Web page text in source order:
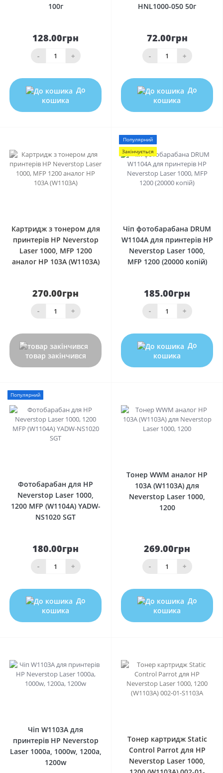
100г
128.00грн
- +
До
кошика
HNL1000-050 50г
72.00грн
- +
До
кошика
Картридж з тонером для
принтерів HP Neverstop
Laser 1000, MFP 1200
аналог HP 103A (W1103A)
270.00грн
- +
товар закінчився
Популярний
Закінчується
Чіп фотобарабана DRUM
W1104A для принтерів HP
Neverstop Laser 1000,
MFP 1200 (20000 копій)
185.00грн
- +
До
кошика
Популярний
Фотобарабан для HP
Neverstop Laser 1000,
1200 MFP (W1104A) YADW-
NS1020 SGT
180.00грн
- +
До
кошика
Тонер WWM аналог HP
103A (W1103A) для
Neverstop Laser 1000,
1200
269.00грн
- +
До
кошика
Чіп W1103A для
принтерів HP Neverstop
Laser 1000a, 1000w, 1200a,
1200w
Тонер картридж Static
Control Parrot для HP
Neverstop Laser 1000,